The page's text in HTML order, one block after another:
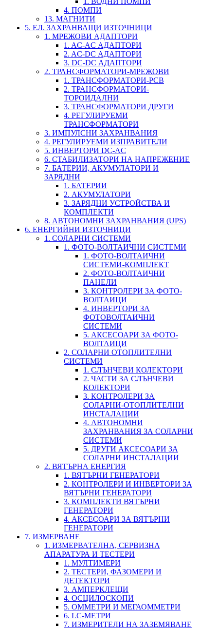
4. ПОМПИ
13. МАГНИТИ
5. ЕЛ. ЗАХРАНВАЩИ ИЗТОЧНИЦИ
1. МРЕЖОВИ АДАПТОРИ
1. AC-AC АДАПТОРИ
2. AC-DC АДАПТОРИ
3. DC-DC АДАПТОРИ
2. ТРАНСФОРМАТОРИ-МРЕЖОВИ
1. ТРАНСФОРМАТОРИ-PCB
2. ТРАНСФОРМАТОРИ-
ТОРОИДАЛНИ
3. ТРАНСФОРМАТОРИ ДРУГИ
4. РЕГУЛИРУЕМИ
ТРАНСФОРМАТОРИ
3. ИМПУЛСНИ ЗАХРАНВАНИЯ
4. РЕГУЛИРУЕМИ ИЗПРАВИТЕЛИ
5. ИНВЕРТОРИ DC-AC
6. СТАБИЛИЗАТОРИ НА НАПРЕЖЕНИЕ
7. БАТЕРИИ, АКУМУЛАТОРИ И
ЗАРЯДНИ
1. БАТЕРИИ
2. АКУМУЛАТОРИ
3. ЗАРЯДНИ УСТРОЙСТВА И
КОМПЛЕКТИ
8. АВТОНОМНИ ЗАХРАНВАНИЯ (UPS)
6. ЕНЕРГИЙНИ ИЗТОЧНИЦИ
1. СОЛАРНИ СИСТЕМИ
1. ФОТО-ВОЛТАИЧНИ СИСТЕМИ
1. ФОТО-ВОЛТАИЧНИ
СИСТЕМИ-КОМПЛЕКТ
2. ФОТО-ВОЛТАИЧНИ
ПАНЕЛИ
3. КОНТРОЛЕРИ ЗА ФОТО-
ВОЛТАИЦИ
4. ИНВЕРТОРИ ЗА
ФОТОВОЛТАИЧНИ
СИСТЕМИ
5. АКСЕСОАРИ ЗА ФОТО-
ВОЛТАИЦИ
2. СОЛАРНИ ОТОПЛИТЕЛНИ
СИСТЕМИ
1. СЛЪНЧЕВИ КОЛЕКТОРИ
2. ЧАСТИ ЗА СЛЪНЧЕВИ
КОЛЕКТОРИ
3. КОНТРОЛЕРИ ЗА
СОЛАРНИ-ОТОПЛИТЕЛНИ
ИНСТАЛАЦИИ
4. АВТОНОМНИ
ЗАХРАНВАНИЯ ЗА СОЛАРНИ
СИСТЕМИ
5. ДРУГИ АКСЕСОАРИ ЗА
СОЛАРНИ ИНСТАЛАЦИИ
2. ВЯТЪРНА ЕНЕРГИЯ
1. ВЯТЪРНИ ГЕНЕРАТОРИ
2. КОНТРОЛЕРИ И ИНВЕРТОРИ ЗА
ВЯТЪРНИ ГЕНЕРАТОРИ
3. КОМПЛЕКТИ ВЯТЪРНИ
ГЕНЕРАТОРИ
4. АКСЕСОАРИ ЗА ВЯТЪРНИ
ГЕНЕРАТОРИ
7. ИЗМЕРВАНЕ
1. ИЗМЕРВАТЕЛНА, СЕРВИЗНА
АПАРАТУРА И ТЕСТЕРИ
1. МУЛТИМЕРИ
2. ТЕСТЕРИ, ФАЗОМЕРИ И
ДЕТЕКТОРИ
3. АМПЕРКЛЕЩИ
4. ОСЦИЛОСКОПИ
5. ОММЕТРИ И МЕГАОММЕТРИ
6. LC-МЕТРИ
7. ИЗМЕРИТЕЛИ НА ЗАЗЕМЯВАНЕ